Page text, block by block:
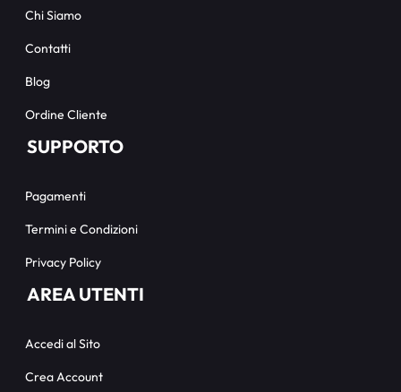
Chi Siamo
Contatti
Blog
Ordine Cliente
SUPPORTO
Pagamenti
Termini e Condizioni
Privacy Policy
AREA UTENTI
Accedi al Sito
Crea Account